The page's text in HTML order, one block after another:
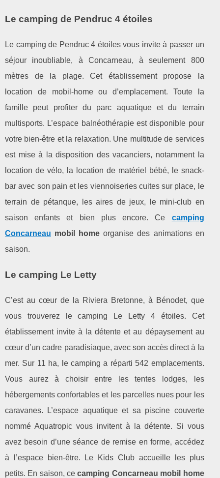
Le camping de Pendruc 4 étoiles
Le camping de Pendruc 4 étoiles vous invite à passer un
séjour inoubliable, à Concarneau, à seulement 800
mètres de la plage. Cet établissement propose la
location de mobil-home ou d’emplacement. Toute la
famille peut profiter du parc aquatique et du terrain
multisports. L’espace balnéothérapie est disponible pour
votre bien-être et la relaxation. Une multitude de services
est mise à la disposition des vacanciers, notamment la
location de vélo, la location de matériel bébé, le snack-
bar avec son pain et les viennoiseries cuites sur place, le
terrain de pétanque, les aires de jeux, le mini-club en
saison enfants et bien plus encore. Ce camping
Concarneau mobil home organise des animations en
saison.
Le camping Le Letty
C’est au cœur de la Riviera Bretonne, à Bénodet, que
vous trouverez le camping Le Letty 4 étoiles. Cet
établissement invite à la détente et au dépaysement au
cœur d’un cadre paradisiaque, avec son accès direct à la
mer. Sur 11 ha, le camping a réparti 542 emplacements.
Vous aurez à choisir entre les tentes lodges, les
hébergements confortables et les parcelles nues pour les
caravanes. L’espace aquatique et sa piscine couverte
nommé Aquatropic vous invitent à la détente. Si vous
avez besoin d’une séance de remise en forme, accédez
à l’espace bien-être. Le Kids Club accueille les plus
petits. En saison, cecamping Concarneau mobil home